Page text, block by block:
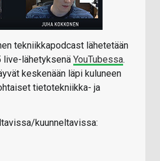
tekniikkapodcast lähetetään
live-lähetyksenä YouTubessa.
keskenään läpi kuluneen
tietotekniikka- ja
kuunneltavissa: